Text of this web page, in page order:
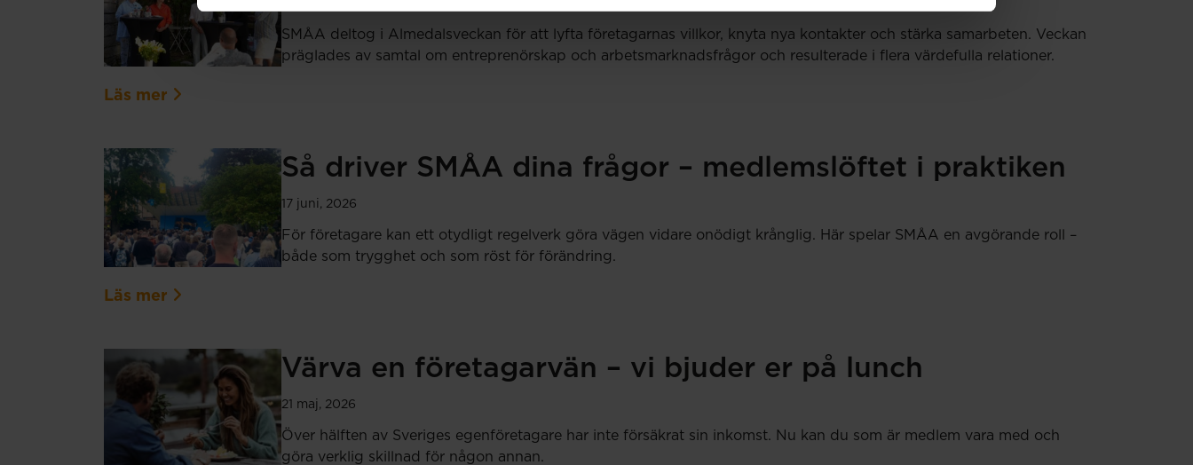
SMÅA deltog i Almedalsveckan för att lyfta företagarnas villkor, knyta nya kontakter och stärka samarbeten. Veckan
präglades av samtal om entreprenörskap och arbetsmarknadsfrågor och resulterade i flera värdefulla relationer.
Läs mer
Så driver SMÅA dina frågor – medlemslöftet i praktiken
17 juni, 2026
För företagare kan ett otydligt regelverk göra vägen vidare onödigt krånglig. Här spelar SMÅA en avgörande roll –
både som trygghet och som röst för förändring.
Läs mer
Värva en företagarvän – vi bjuder er på lunch
21 maj, 2026
Över hälften av Sveriges egenföretagare har inte försäkrat sin inkomst. Nu kan du som är medlem vara med och
göra verklig skillnad för någon annan.